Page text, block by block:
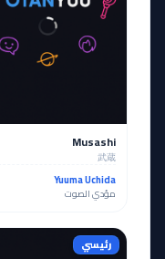
Musashi
武蔵
Yuuma Uchida
مؤدي الصوت
رئيسي